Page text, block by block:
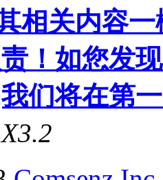
相关内容
！如您发
们将在第
X3.2